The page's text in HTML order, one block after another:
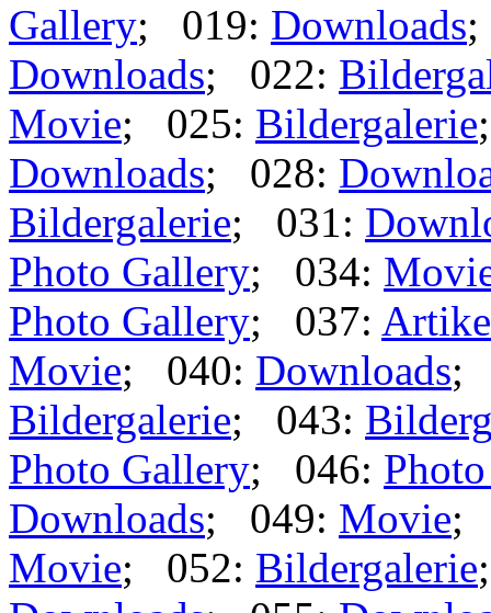
Gallery; 019: Downloads
Downloads; 022:
Movie; 025: Bildergalerie
Downloads; 028:
Bildergalerie; 031:
Photo Gallery; 034:
Photo Gallery; 037:
Movie; 040: Downloads;
Bildergalerie; 043:
Photo Gallery; 046:
Downloads; 049: Movie;
Movie; 052: Bildergalerie